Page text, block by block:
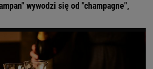
wywodzi się od "champagne",